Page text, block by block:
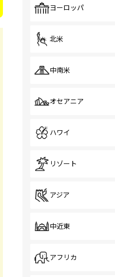
ヨーロッパ
北米
中南米
オセアニア
ハワイ
リゾート
アジア
中近東
アフリカ